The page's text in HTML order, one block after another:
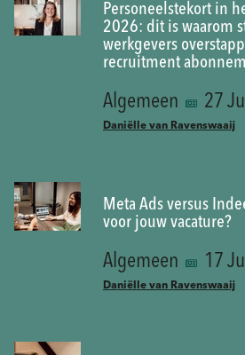
Personeelstekort in
2026: dit is waarom
werkgevers
recruitment
Algemeen 27
Daniëlle van Ravenswaaij
Meta Ads versus
voor jouw vacature?
Algemeen 17
Daniëlle van Ravenswaaij